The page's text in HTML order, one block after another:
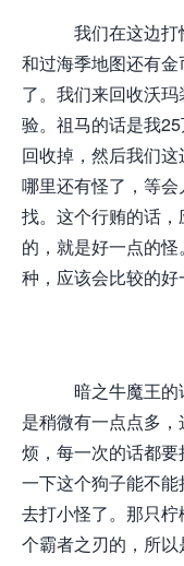
我们在这边打
和过海季地图还有
了。我们来回收沃
验。祖马的话是我
回收掉，然后我们
哪里还有怪了，等
找。这个行贿的话
的，就是好一点的
种，应该会比较的好
暗之牛魔王的
是稍微有一点点多
烦，每一次的话都
一下这个狗子能不
去打小怪了。那只
个霸者之刃的，所以